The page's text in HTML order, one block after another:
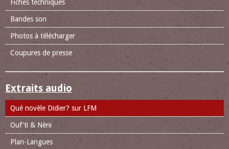
Fiches techniques
Bandes son
Photos à télécharger
Coupures de presse
Extraits audio
Qué novèle Didier? sur LFM
Ouf'ti & Nèni
Plan-Langues